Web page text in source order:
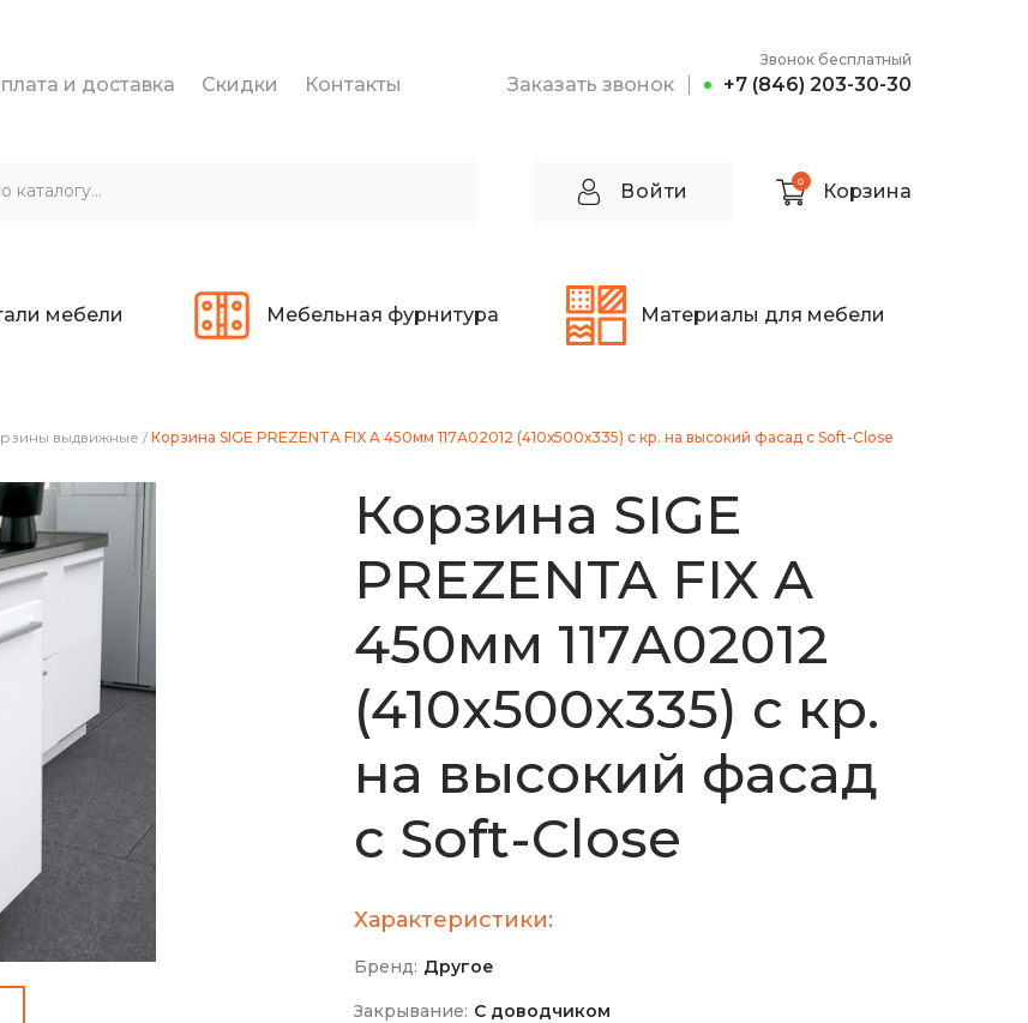
и доставка Скидки Контакты Заказать звонок
Звонок бесплатный
+7 (846) 203-30-30
Войти 0 Корзина
мебели Мебельная фурнитура Материалы для мебели
выдвижные / Корзина SIGE PREZENTA FIX A 450мм 117А02012 (410х500х335) с кр. на высокий фасад с Soft-Close
Корзина SIGE
PREZENTA FIX A
450мм 117А02012
(410х500х335) с кр.
на высокий фасад
с Soft-Close
Характеристики:
Бренд: Другое
Закрывание: С доводчиком